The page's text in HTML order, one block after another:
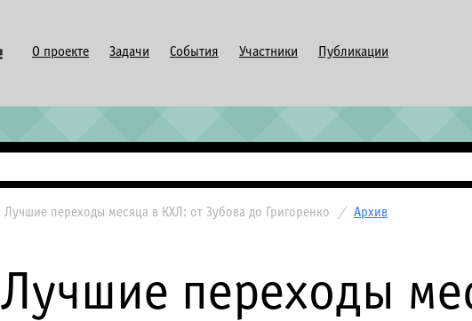
О проекте Задачи События Участники Публикации
Лучшие переходы месяца в КХЛ: от Зубова до Григоренко / Архив
Лучшие переходы